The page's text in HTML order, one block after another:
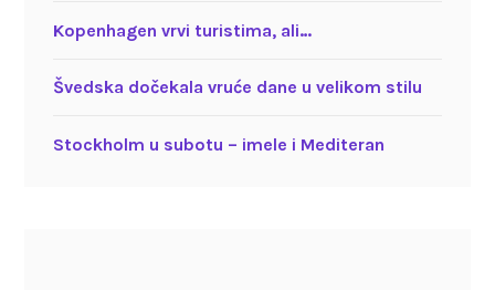
Kopenhagen vrvi turistima, ali…
Švedska dočekala vruće dane u velikom stilu
Stockholm u subotu – imele i Mediteran